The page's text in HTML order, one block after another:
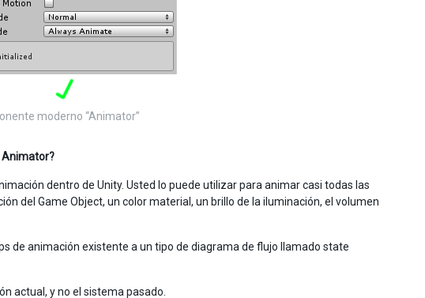
moderno “Animator”
Animator?
dentro de Unity. Usted lo puede utilizar para animar casi todas las
del Game Object, un color material, un brillo de la iluminación, el volumen
de animación existente a un tipo de diagrama de flujo llamado state
actual, y no el sistema pasado.